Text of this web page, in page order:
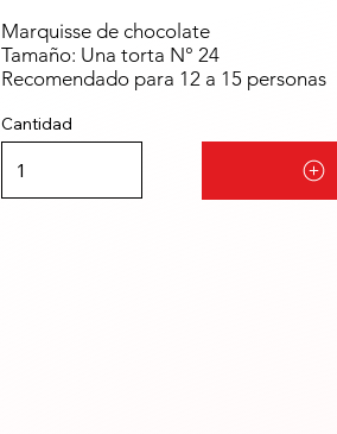
Marquisse de chocolate
Tamaño: Una torta N° 24
Recomendado para 12 a 15 personas
Cantidad